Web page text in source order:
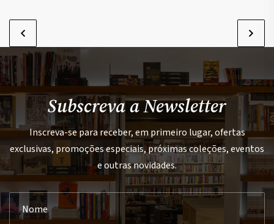
Subscreva a Newsletter
Inscreva-se para receber, em primeiro lugar, ofertas
exclusivas, promoções especiais, próximas coleções, eventos
e outras novidades.